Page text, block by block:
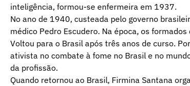
inteligência, formou-se enfermeira em 1937.
No ano de 1940, custeada pelo governo
médico Pedro Escudero. Na época, os
Voltou para o Brasil após três anos de curso.
ativista no combate à fome no Brasil e no
da profissão.
Quando retornou ao Brasil, Firmina Santana